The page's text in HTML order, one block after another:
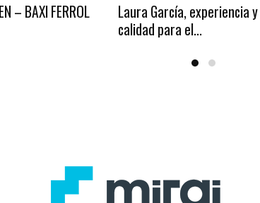
– BAXI FERROL
Laura García, experiencia y
calidad para el...